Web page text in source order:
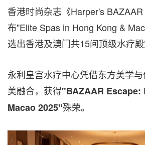
香港时尚杂志《Harper's
布"Elite Spas in Hong Kong &
选出香港及澳门共15间顶级水疗殿
永利皇宫水疗中心凭借东方美学
美融合，获得"BAZAAR Escape:
Macao 2025"殊荣。